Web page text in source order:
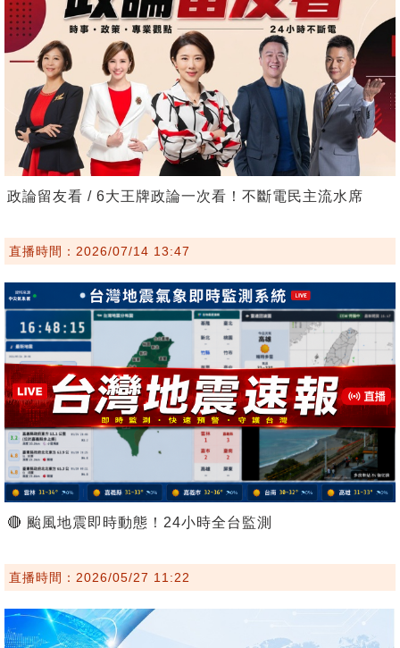
政論留友看 / 6大王牌政論一次看！不斷電民主流水席
直播時間：2026/07/14 13:47
🔴 颱風地震即時動態！24小時全台監測
直播時間：2026/05/27 11:22